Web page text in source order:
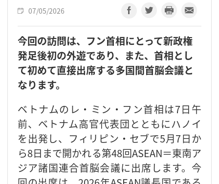
07/05/2026
今回の訪問は、フン首相にとって新政権
発足後初の外遊であり、また、首相とし
て初めて直接出席する多国間首脳会議と
なります。
ベトナムのレ・ミン・フン首相は7日午
前、ベトナム高官代表団とともにハノイ
を出発し、フィリピン・セブで5月7日か
ら8日まで開かれる第48回ASEAN＝東南ア
ジア諸国連合首脳会議に出席します。今